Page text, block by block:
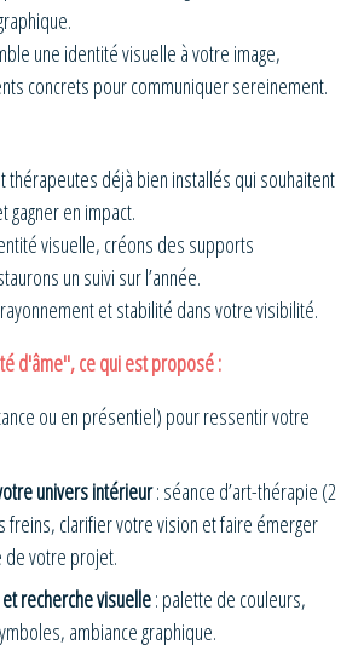
une identité visuelle à votre image,
concrets pour communiquer sereinement.
thérapeutes déjà bien installés qui souhaitent
en impact.
visuelle, créons des supports
un suivi sur l’année.
et stabilité dans votre visibilité.
d'âme", ce qui est proposé :
ou en présentiel) pour ressentir votre
univers intérieur: séance d’art-thérapie (2
freins, clarifier votre vision et faire émerger
de votre projet.
recherche visuelle: palette de couleurs,
ambiance graphique.